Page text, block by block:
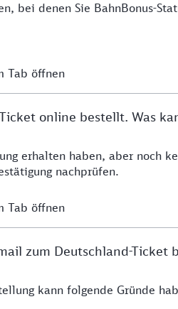
bei denen Sie BahnBonus-
Tab öffnen
online bestellt. Was
erhalten haben, aber noch
nachprüfen.
Tab öffnen
zum Deutschland-Ticket
kann folgende Gründe